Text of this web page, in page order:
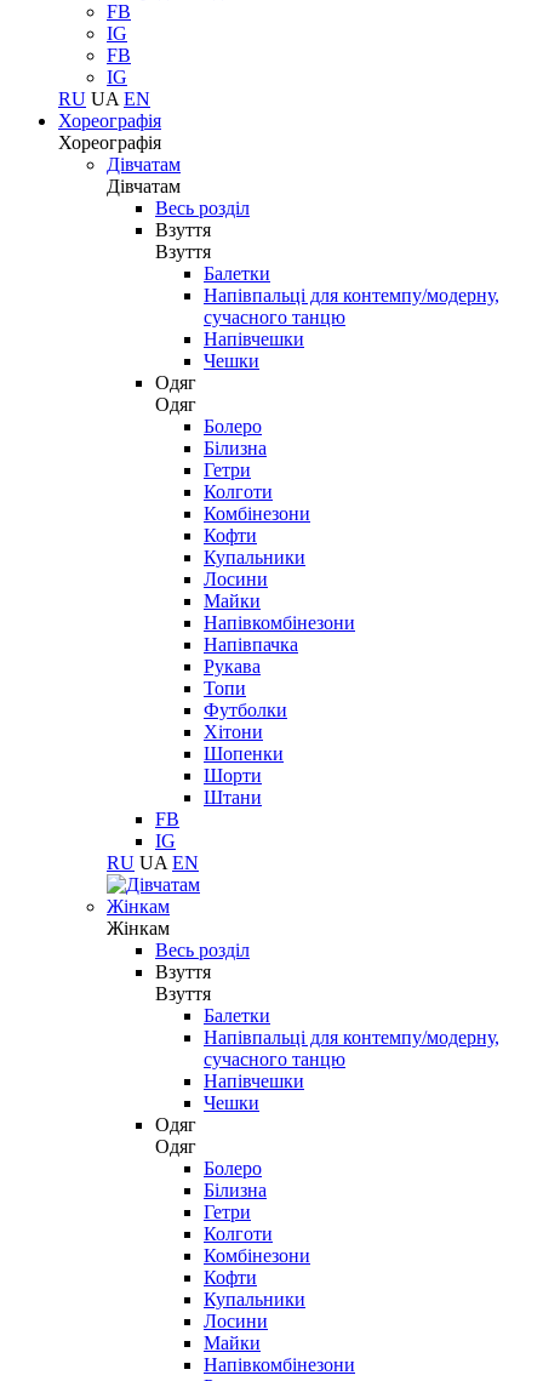
FB
IG
FB
IG
RU UA EN
Хореографія
Хореографія
Дівчатам
Дівчатам
Весь розділ
Взуття
Взуття
Балетки
Напівпальці для контемпу/модерну,
сучасного танцю
Напівчешки
Чешки
Одяг
Одяг
Болеро
Білизна
Гетри
Колготи
Комбінезони
Кофти
Купальники
Лосини
Майки
Напівкомбінезони
Напівпачка
Рукава
Топи
Футболки
Хітони
Шопенки
Шорти
Штани
FB
IG
RU UA EN
Жінкам
Жінкам
Весь розділ
Взуття
Взуття
Балетки
Напівпальці для контемпу/модерну,
сучасного танцю
Напівчешки
Чешки
Одяг
Одяг
Болеро
Білизна
Гетри
Колготи
Комбінезони
Кофти
Купальники
Лосини
Майки
Напівкомбінезони